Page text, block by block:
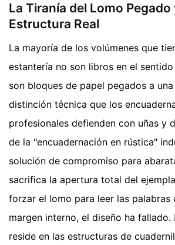
La Tiranía del Lomo Pegado
Estructura Real
La mayoría de los volúmenes que
estantería no son libros en el
son bloques de papel pegados a
distinción técnica que los
profesionales defienden con uñas y
de la "encuadernación en rústica"
solución de compromiso para
sacrifica la apertura total del
forzar el lomo para leer las palabras
margen interno, el diseño ha
reside en las estructuras de